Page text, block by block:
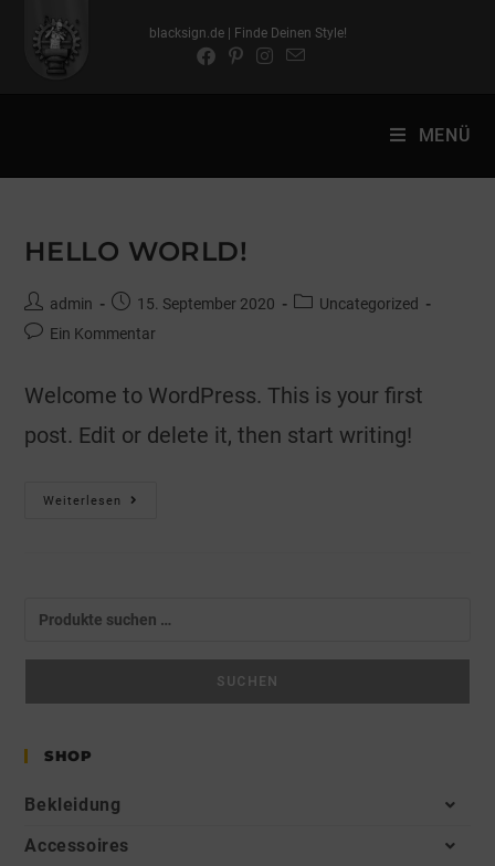
blacksign.de | Finde Deinen Style!
MENÜ
HELLO WORLD!
admin 15. September 2020
Uncategorized
Ein Kommentar
Welcome to WordPress. This is your first
post. Edit or delete it, then start writing!
Weiterlesen
SUCHEN
SHOP
Bekleidung
Accessoires